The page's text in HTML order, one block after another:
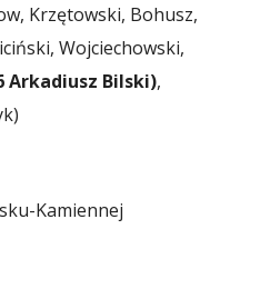
Krzętowski, Bohusz,
Wojciechowski,
Arkadiusz Bilski),
Kamiennej